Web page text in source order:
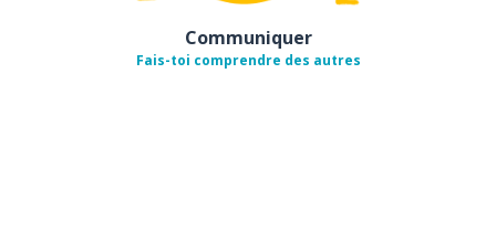
Communiquer
Fais-toi comprendre des autres